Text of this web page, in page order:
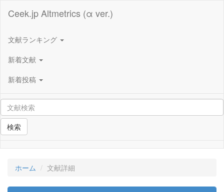
Ceek.jp Altmetrics (α ver.)
文献ランキング
新着文献
新着投稿
検索
ホーム 文献詳細